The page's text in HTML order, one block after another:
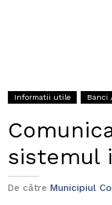
Informatii utile Banci
sistemul
De către Municipiul